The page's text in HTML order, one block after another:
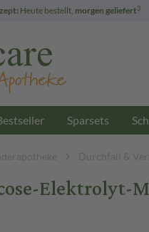
Heute bestellt, morgen geliefert3
Sparsets
Durchfall &
Elektrolyt-